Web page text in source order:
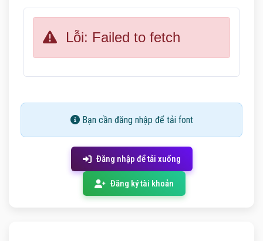
Lỗi: Failed to fetch
Bạn cần đăng nhập để tải font
Đăng nhập để tải xuống
Đăng ký tài khoản